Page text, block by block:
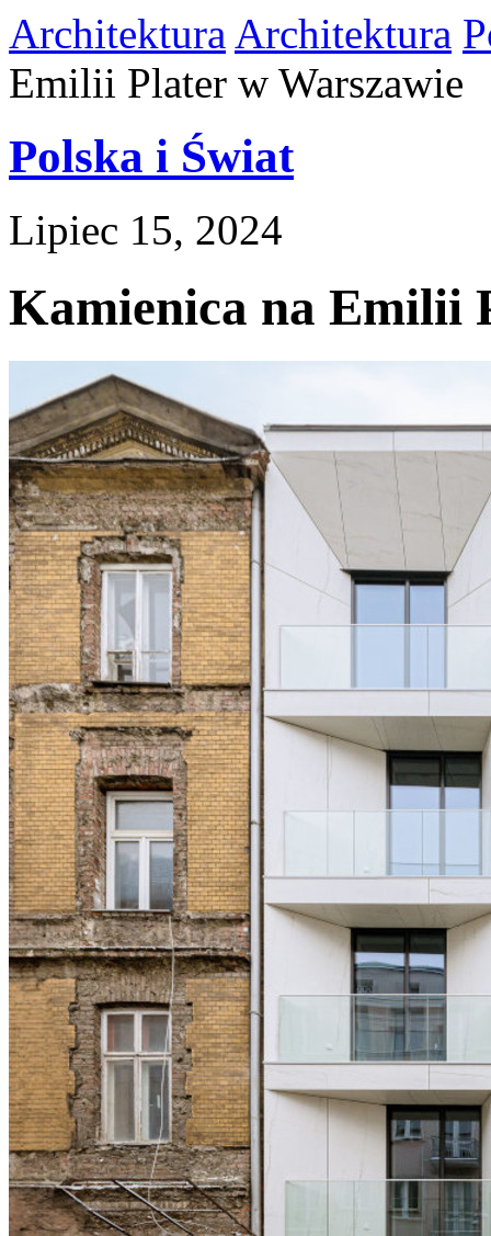
Architektura Architektura
Emilii Plater w Warszawie
Polska i Świat
Lipiec 15, 2024
Kamienica na Emilii